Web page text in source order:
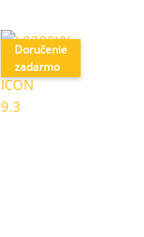
Doručenie
zadarmo